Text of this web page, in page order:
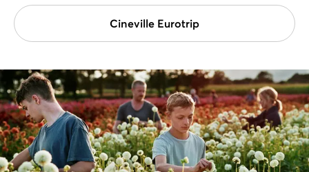
Cineville Eurotrip